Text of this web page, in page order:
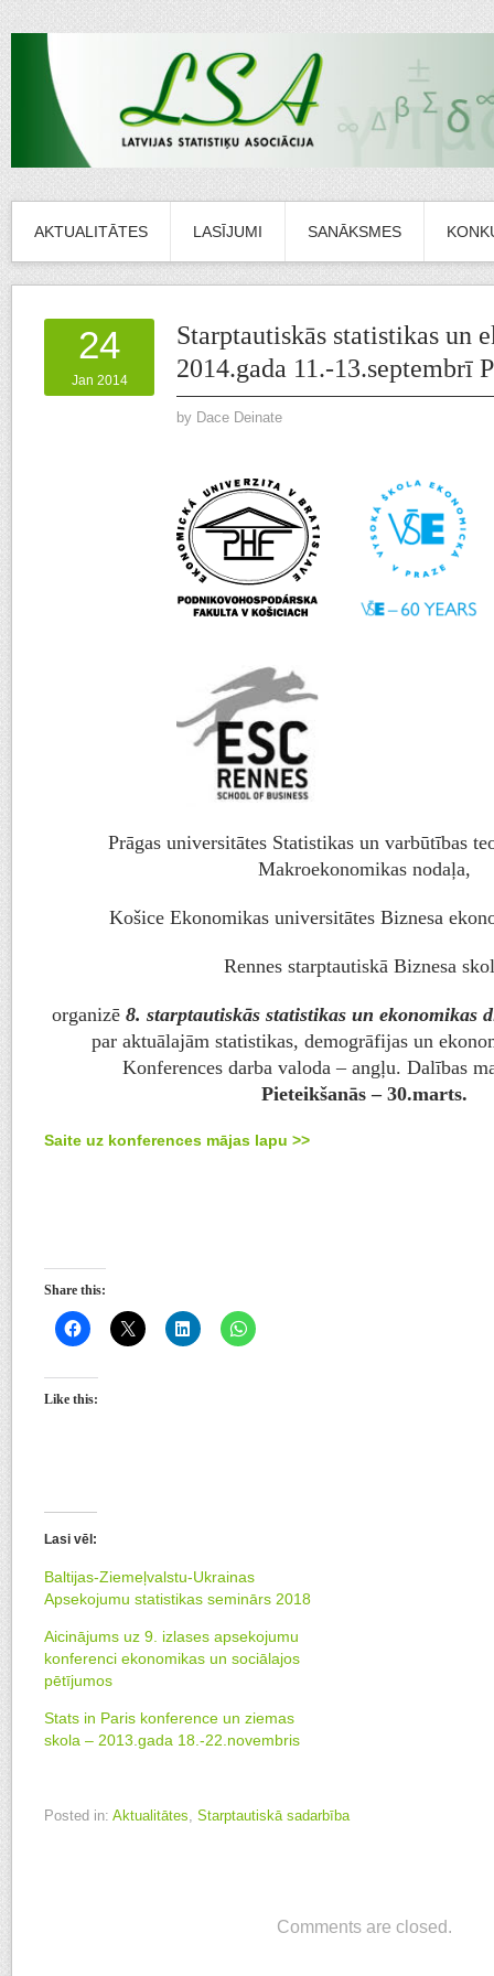
AKTUALITĀTES LASĪJUMI SANĀKSMES
24
Jan 2014
Starptautiskās statistikas un
2014.gada 11.-13.septembrī
by Dace Deinate
Prāgas universitātes Statistikas un varbūtības
Makroekonomikas nodaļa,
Košice Ekonomikas universitātes Biznesa
Rennes starptautiskā Biznesa
organizē 8. starptautiskās statistikas un ekonomikas
par aktuālajām statistikas, demogrāfijas un
Konferences darba valoda – angļu. Dalības
Pieteikšanās – 30.marts.
Saite uz konferences mājas lapu >>
Share this:
Like this:
Lasi vēl:
Baltijas-Ziemeļvalstu-Ukrainas
Apsekojumu statistikas seminārs 2018
Aicinājums uz 9. izlases apsekojumu
konferenci ekonomikas un sociālajos
pētījumos
Stats in Paris konference un ziemas
skola – 2013.gada 18.-22.novembris
Posted in: Aktualitātes, Starptautiskā sadarbība
Comments are closed.